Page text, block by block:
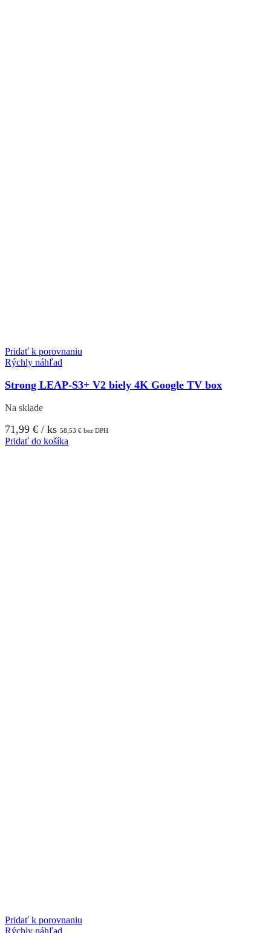
Pridať k porovnaniu
Rýchly náhľad
Strong LEAP-S3+ V2 biely 4K Google TV box
Na sklade
71,99 € / ks 58,53 € bez DPH
Pridať do košíka
Pridať k porovnaniu
Rýchly náhľad